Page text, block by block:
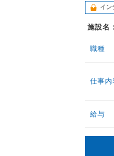
イン
施設名
職種
仕事内
給与